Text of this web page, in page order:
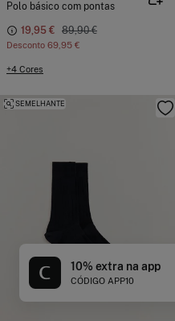
Polo básico com pontas
19,95 € 89,90 €
Desconto 69,95 €
+4 Cores
SEMELHANTE
10% extra na app
CÓDIGO APP10